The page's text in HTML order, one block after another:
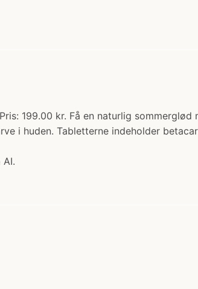
199.00 kr. Få en naturlig
i huden. Tabletterne indeholder